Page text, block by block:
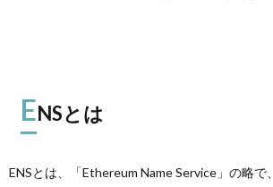
ENSとは
ENSとは、「Ethereum Name Service」の略で、